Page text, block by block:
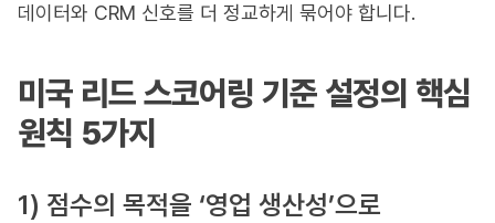
데이터와 CRM 신호를 더 정교하게 묶어야 합니다.
미국 리드 스코어링 기준 설정의 핵심
원칙 5가지
1) 점수의 목적을 ‘영업 생산성’으로